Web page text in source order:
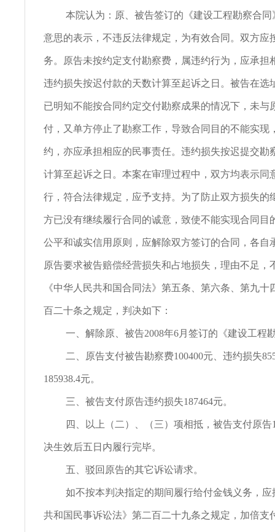
本院认为：原、被告签订的《建设工程勘察合
意思的表示，不违反法律规定，为有效合同。双方应
务。原告未按约定支付勘察费，属违约行为，应承担
违约损失按迟付款的天数计算至起诉之日。被告在选
已明知不能按合同约定交付勘察成果的情况下，未与
付，又单方停止了勘察工作，导致合同目的不能实现
约，亦应承担相应的民事责任。违约损失按迟提交勘
计算至起诉之日。本案在审理过程中，双方均表示同
行，符合法律规定，应予支持。为了防止双方损失的
方已没有继续履行合同的诚意，致使不能实现合同目
公平和诚实信用原则，应解除双方签订的合同，各自
原告要求被告赔偿经营损失和占地损失，理由不足，
《中华人民共和国合同法》第五条、第六条、第九十
百二十条之规定，判决如下：
一、解除原、被告2008年6月签订的《建设工程
二、原告支付被告勘察费100400元、违约损失
185938.4元。
三、被告支付原告违约损失187464元。
四、以上（二）、（三）项相抵，被告支付原告
决生效后五日内履行完毕。
五、驳回原告的其它诉讼请求。
如不按本判决指定的期间履行给付金钱义务，
共和国民事诉讼法》第二百二十九条之规定，加倍支